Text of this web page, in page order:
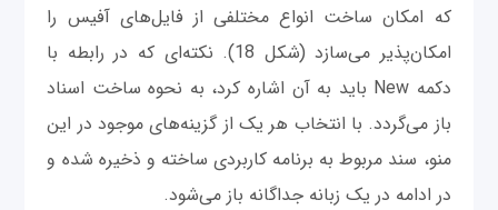
که امکان ساخت انواع مختلفی از فایل‌های آفیس را
امکان‌پذیر می‌سازد (شکل 18). نکته‌ای که در رابطه با
دکمه New باید به آن اشاره کرد، به نحوه ساخت اسناد
باز می‌گردد. با انتخاب هر یک از گزینه‌های موجود در این
منو، سند مربوط به برنامه کاربردی ساخته و ذخیره شده و
در ادامه در یک زبانه جداگانه باز می‌شود.